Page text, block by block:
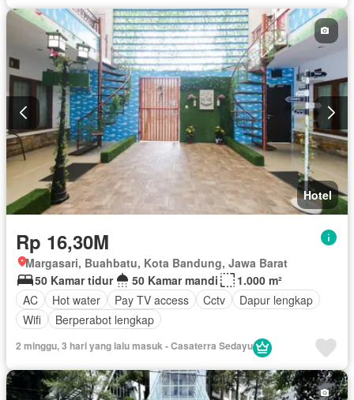
Hotel
Rp 16,30M
Margasari, Buahbatu, Kota Bandung, Jawa Barat
50 Kamar tidur
50 Kamar mandi
1.000 m²
AC
Hot water Pay TV access Cctv
Dapur lengkap
Wifi
Berperabot lengkap
2 minggu, 3 hari yang lalu masuk - Casaterra Sedayu